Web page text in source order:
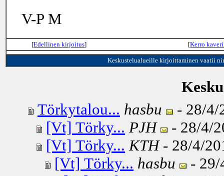
V-P M
[Edellinen kirjoitus] [Kerro
Keskustelualueille kirjoittaminen vaatii
Törkytalou... hasbu
- 28/4/
[Vt] Törky... PJH
- 28/4/
[Vt] Törky... KTH- 28/4/
[Vt] Törky... hasbu
-